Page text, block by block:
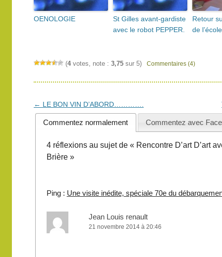
OENOLOGIE
St Gilles avant-gardiste
avec le robot PEPPER.
Retour
de l’école
(4 votes, note : 3,75 sur 5) Commentaires (4)
Navigation
des
← LE BON VIN D’ABORD………….
Commentez normalement Commentez avec
4 réflexions au sujet de « Rencontre D’art D’art
Brière»
Ping : Une visite inédite, spéciale 70e du
Jean Louis renault
21 novembre 2014 à 20:46